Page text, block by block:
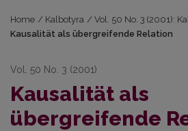
Home / Kalbotyra / Vol. 50 No. 3 (2001):
Kausalität als übergreifende Relation
Vol. 50 No. 3 (2001)
Kausalität als
übergreifende